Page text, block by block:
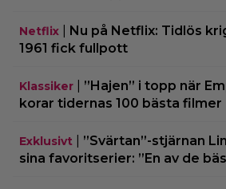
Netflix
Nu på Netflix: Tidlös
1961 fick fullpott
Klassiker
”Hajen” i topp när
korar tidernas 100 bästa filmer
Exklusivt
”Svärtan”-stjärnan
sina favoritserier: ”En av de